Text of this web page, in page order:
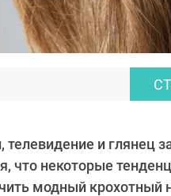
телевидение и глянец
что некоторые
модный